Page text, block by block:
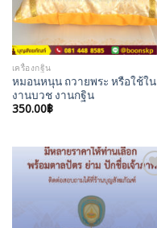
เครื่องกฐิน
หมอนหนุน ถวายพระ หรือใช้ใน
งานบวช งานกฐิน
350.00฿